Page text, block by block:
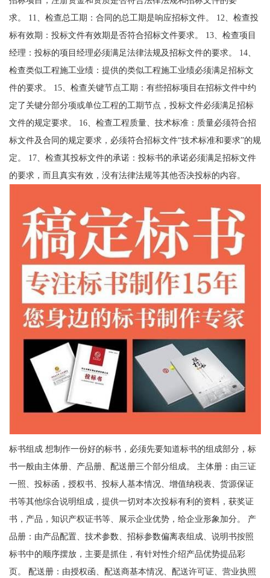
求。 11、检查总工期：合同的总工期是响应招标文件。 12、检查投
标有效期：投标文件有效期是否符合招标文件要求。 13、检查项目
经理：投标的项目经理必须满足法律法规及招标文件的要求。 14、
检查类似工程施工业绩：提供的类似工程施工业绩必须满足招标文
件的要求。 15、检查关键节点工期：有些招标项目在招标文件中约
定了关键分部分项或单位工程的工期节点，投标文件必须满足招标
文件的规定要求。 16、检查工程质量、技术标准：质量必须符合招
标文件及合同的规定要求，必须符合招标文件“技术标准和要求”的规
定。 17、检查其投标文件的承诺：投标书的承诺必须满足招标文件
的要求，而且真实有效，没有法律法规等其他否决投标的内容。
标书组成 想制作一份好的标书，必须先要知道标书的组成部分，标
书一般由主体册、产品册、配送册三个部分组成。 主体册：由三证
一照、投标函，授权书、投标人基本情况、增值纳税表、货源保证
书等其他综合说明组成，提供一切对本次投标有利的资料，获奖证
书，产品，知识产权证书等、展示企业优势，给企业形象加分。 产
品册：由产品配置、技术参数、招标参数偏离表组成、说明书按照
标书中的顺序摆放，主要是抓住，有针对性介绍产品优势提品彩
页。 配送册：由授权函、配送商基本情况、配送许可证、营业执照